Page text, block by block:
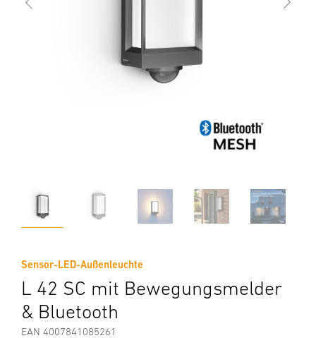
Sensor-LED-Außenleuchte
L 42 SC mit Bewegungsmelder
& Bluetooth
EAN 4007841085261